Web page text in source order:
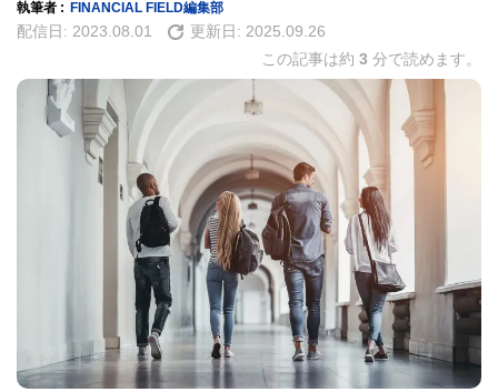
執筆者 : FINANCIAL FIELD編集部
配信日: 2023.08.01 更新日: 2025.09.26
この記事は約 3 分で読めます。